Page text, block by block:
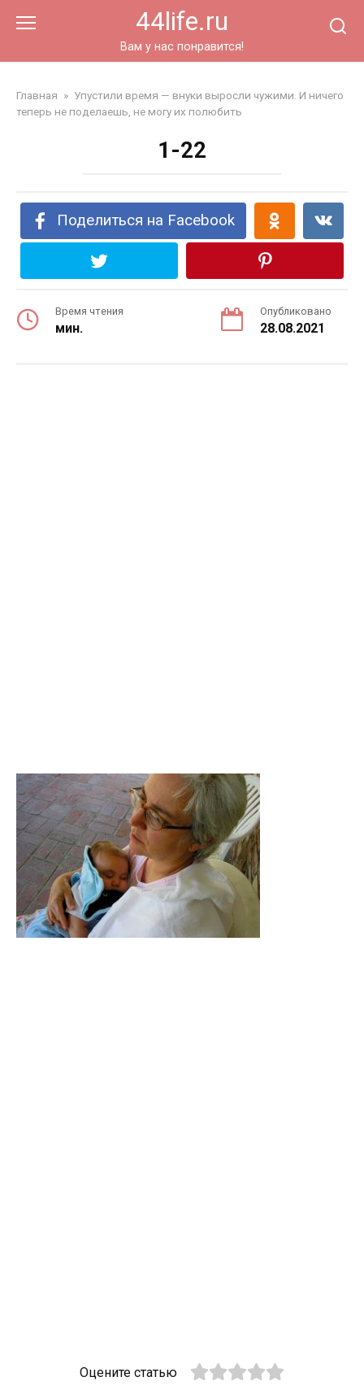
44life.ru
Вам у нас понравится!
Главная » Упустили время — внуки выросли чужими. И ничего
теперь не поделаешь, не могу их полюбить
1-22
Поделиться на Facebook
Время чтения
мин.
Опубликовано
28.08.2021
Оцените статью